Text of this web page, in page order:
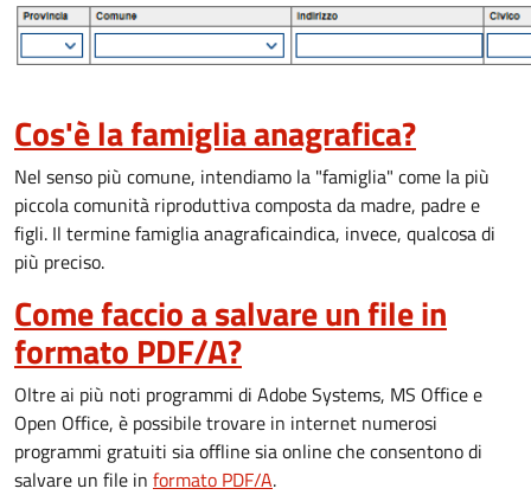
Cos'è la famiglia anagrafica?
Nel senso più comune, intendiamo la "famiglia" come la più
piccola comunità riproduttiva composta da madre, padre e
figli. Il termine famiglia anagraficaindica, invece, qualcosa di
più preciso.
Come faccio a salvare un file in
formato PDF/A?
Oltre ai più noti programmi di Adobe Systems, MS Office e
Open Office, è possibile trovare in internet numerosi
programmi gratuiti sia offline sia online che consentono di
salvare un file in formato PDF/A.